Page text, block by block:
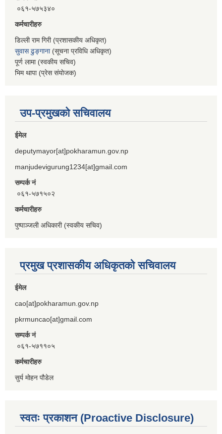
०६१-५७५३४०
कर्मचारीहरु
डिल्ली राम गिरी (प्रशासकीय अधिकृत)
सुवास ढुङ्गाना(सूचना प्रविधि अधिकृत)
पूर्ण लामा (स्वकीय सचिव)
भिम थापा (प्रेस संयोजक)
उप-प्रमुखको सचिवालय
ईमेल
deputymayor[at]pokharamun.gov.np
manjudevigurung1234[at]gmail.com
सम्पर्क नं
०६१-५७१५०२
कर्मचारीहरु
पुष्पाञ्जली अधिकारी (स्वकीय सचिव)
प्रमुख प्रशासकीय अधिकृतको सचिवालय
ईमेल
cao[at]pokharamun.gov.np
pkrmuncao[at]gmail.com
सम्पर्क नं
०६१-५७११०५
कर्मचारीहरु
सुर्य मोहन पौडेल
स्वतः प्रकाशन (Proactive Disclosure)